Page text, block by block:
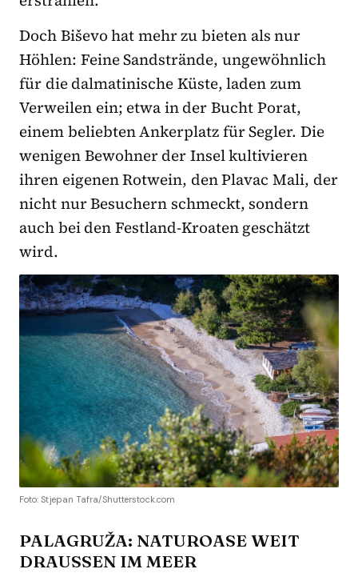
Doch Biševo hat mehr zu bieten als nur
Höhlen: Feine Sandstrände, ungewöhnlich
für die dalmatinische Küste, laden zum
Verweilen ein; etwa in der Bucht Porat,
einem beliebten Ankerplatz für Segler. Die
wenigen Bewohner der Insel kultivieren
ihren eigenen Rotwein, den Plavac Mali, der
nicht nur Besuchern schmeckt, sondern
auch bei den Festland-Kroaten geschätzt
wird.
Foto: Stjepan Tafra/Shutterstock.com
PALAGRUŽA: NATUROASE WEIT
DRAUSSEN IM MEER